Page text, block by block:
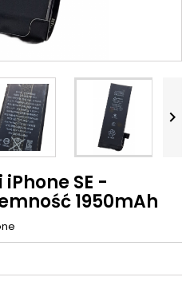

SE -
1950mAh